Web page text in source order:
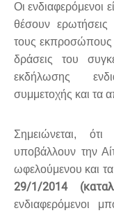
Οι ενδιαφερόμενοι
θέσουν ερωτήσεις
τους εκπροσώπους
δράσεις του
εκδήλωσης
συμμετοχής και τα
Σημειώνεται,
υποβάλλουν την
ωφελούμενου και τα
29/1/2014
ενδιαφερόμενοι